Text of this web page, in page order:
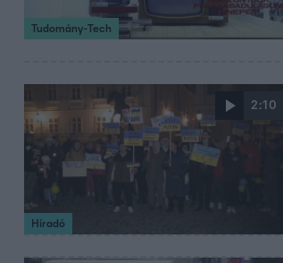
Tudomány-Tech
2:10
Híradó